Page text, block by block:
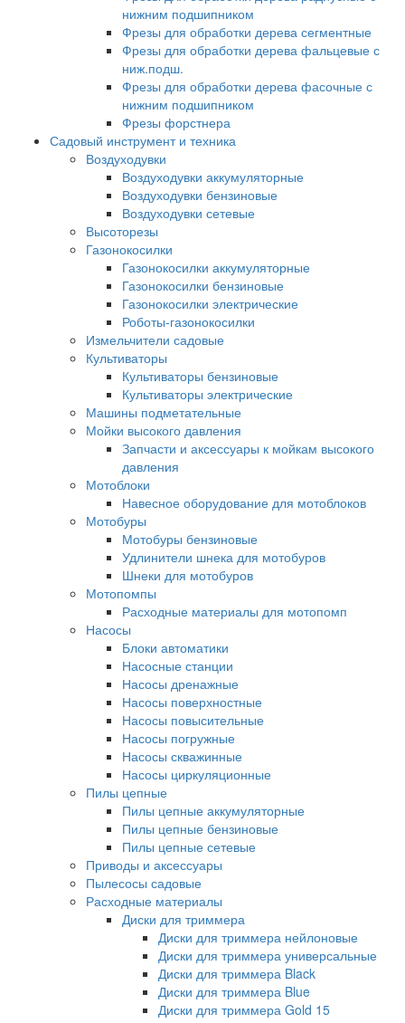
нижним подшипником
Фрезы для обработки дерева сегментные
Фрезы для обработки дерева фальцевые с
ниж.подш.
Фрезы для обработки дерева фасочные с
нижним подшипником
Фрезы форстнера
Садовый инструмент и техника
Воздуходувки
Воздуходувки аккумуляторные
Воздуходувки бензиновые
Воздуходувки сетевые
Высоторезы
Газонокосилки
Газонокосилки аккумуляторные
Газонокосилки бензиновые
Газонокосилки электрические
Роботы-газонокосилки
Измельчители садовые
Культиваторы
Культиваторы бензиновые
Культиваторы электрические
Машины подметательные
Мойки высокого давления
Запчасти и аксессуары к мойкам высокого
давления
Мотоблоки
Навесное оборудование для мотоблоков
Мотобуры
Мотобуры бензиновые
Удлинители шнека для мотобуров
Шнеки для мотобуров
Мотопомпы
Расходные материалы для мотопомп
Насосы
Блоки автоматики
Насосные станции
Насосы дренажные
Насосы поверхностные
Насосы повысительные
Насосы погружные
Насосы скважинные
Насосы циркуляционные
Пилы цепные
Пилы цепные аккумуляторные
Пилы цепные бензиновые
Пилы цепные сетевые
Приводы и аксессуары
Пылесосы садовые
Расходные материалы
Диски для триммера
Диски для триммера нейлоновые
Диски для триммера универсальные
Диски для триммера Black
Диски для триммера Blue
Диски для триммера Gold 15